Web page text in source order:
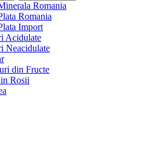
Romania
Romania
Import
Acidulate
Neacidulate
din Fructe
Rosii